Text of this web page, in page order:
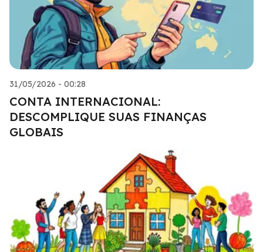
31/05/2026 - 00:28
CONTA INTERNACIONAL:
DESCOMPLIQUE SUAS FINANÇAS
GLOBAIS